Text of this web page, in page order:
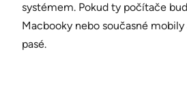
systémem. Pokud ty počítače
Macbooky nebo současné
pasé.